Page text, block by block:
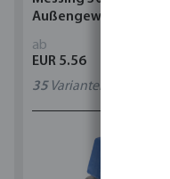
Außengewinde x
ab
EUR 5.56
35Varianten